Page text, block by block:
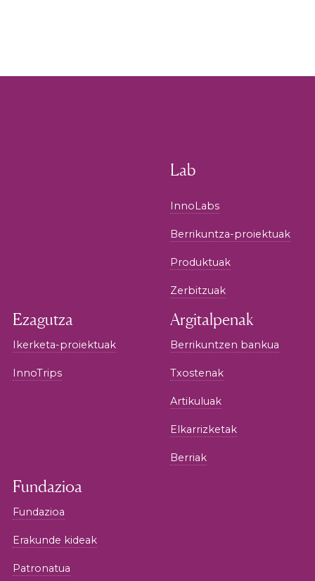
Lab
InnoLabs
Berrikuntza-proiektuak
Produktuak
Zerbitzuak
Ezagutza
Ikerketa-proiektuak
InnoTrips
Argitalpenak
Berrikuntzen bankua
Txostenak
Artikuluak
Elkarrizketak
Berriak
Fundazioa
Fundazioa
Erakunde kideak
Patronatua